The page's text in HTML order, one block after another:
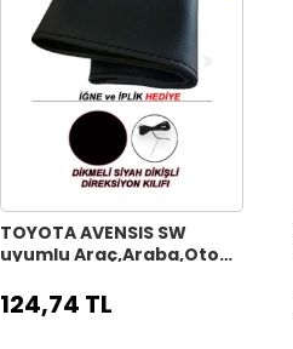
TOYOTA AVENSIS SW
uyumlu Araç,Araba,Oto
124,74 TL